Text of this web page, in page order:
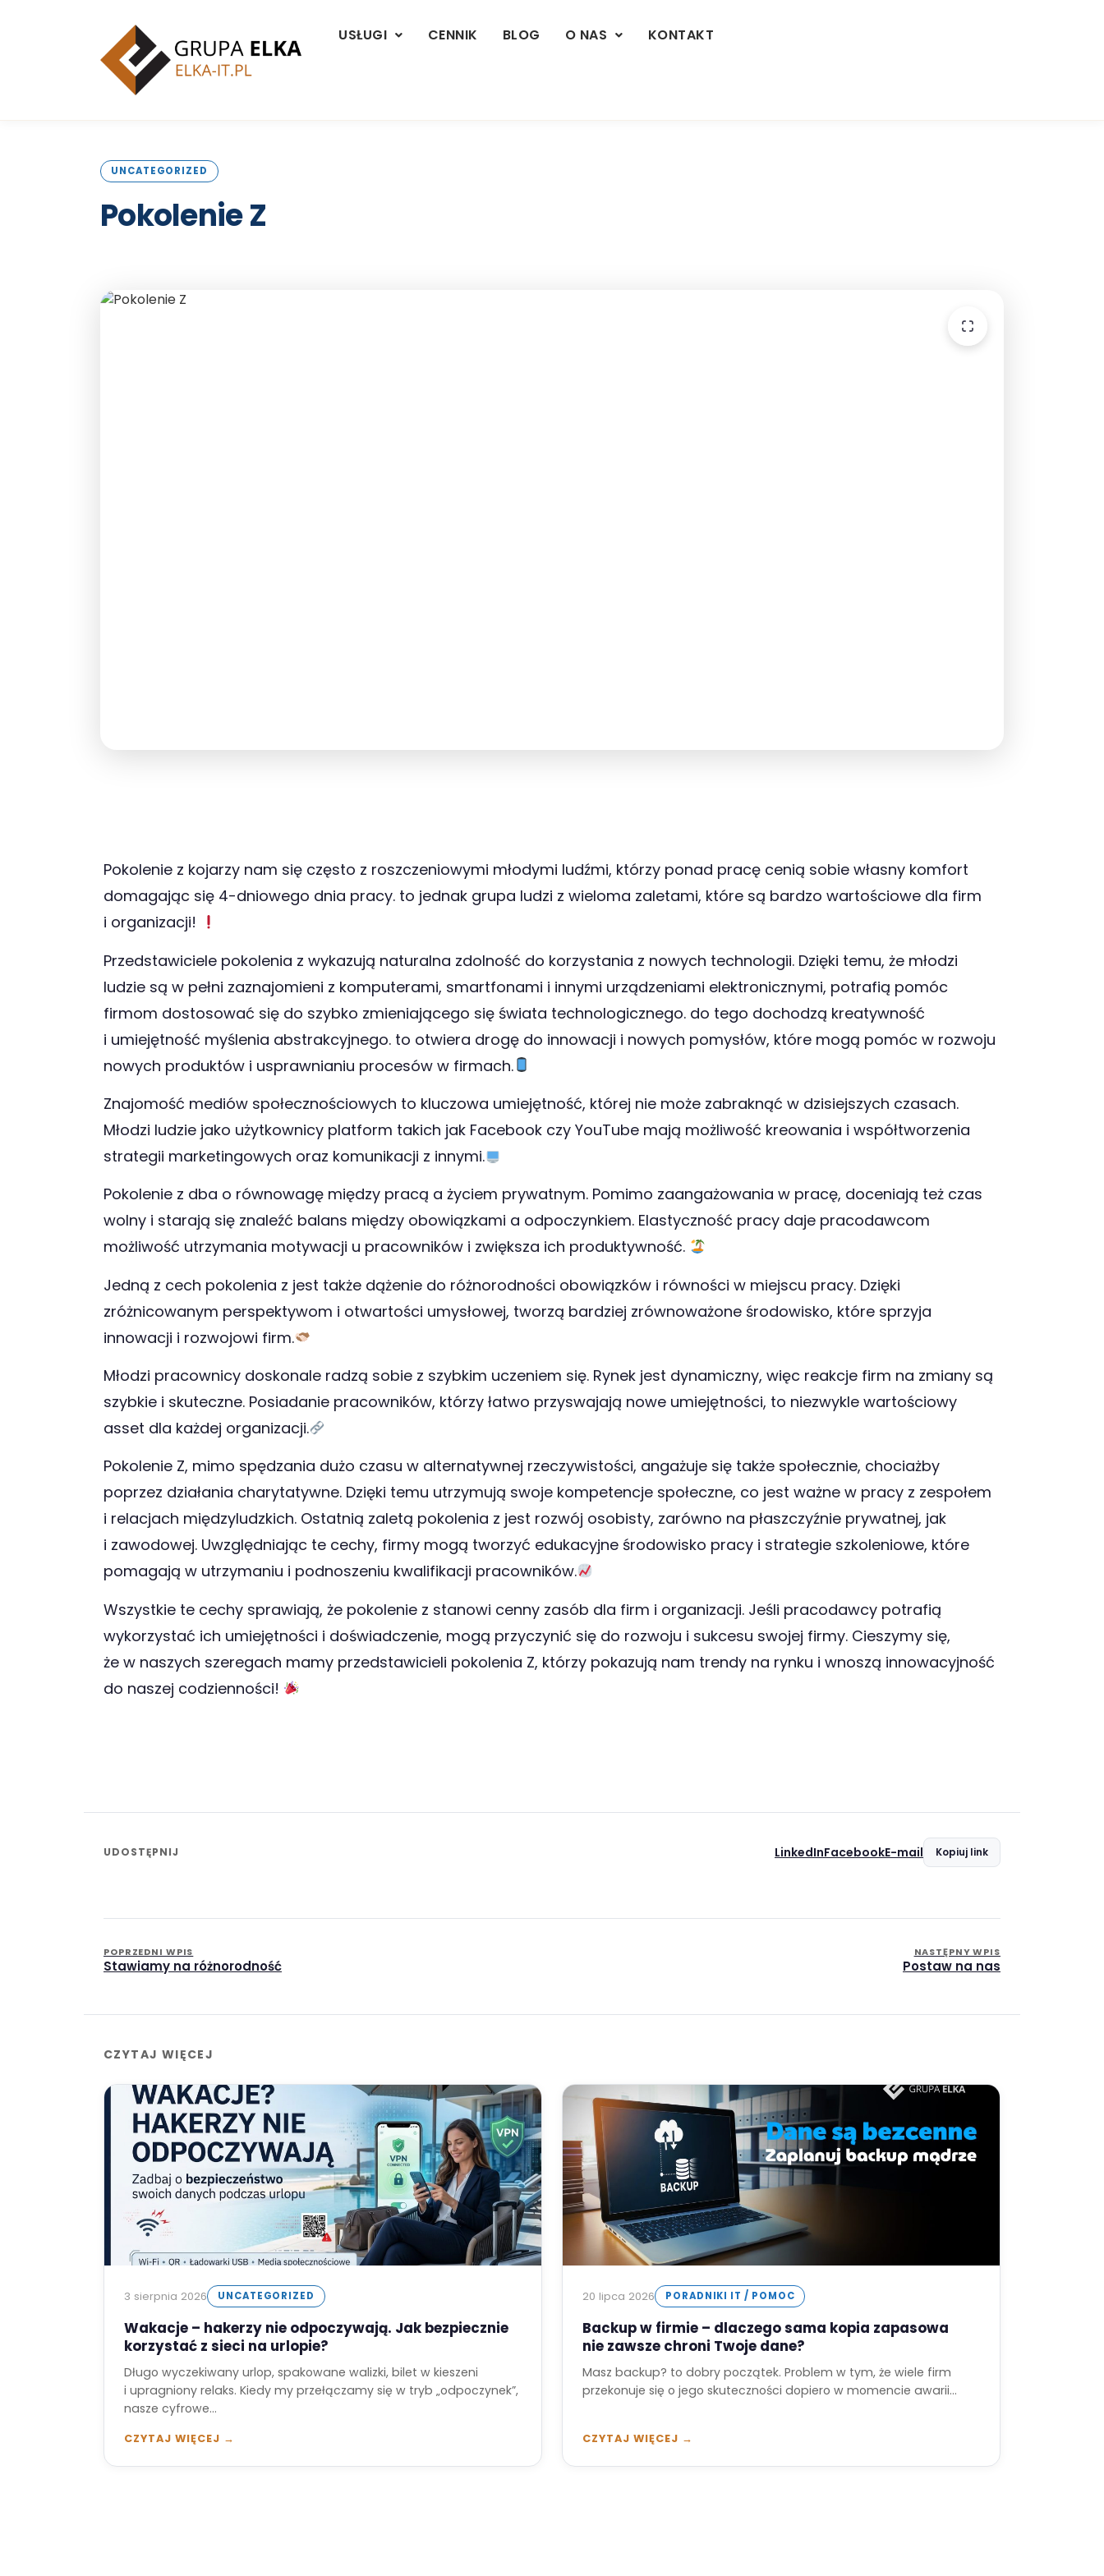
USŁUGI CENNIK BLOG O NAS KONTAKT
UNCATEGORIZED
PokolenieZ
Pokolenie z kojarzy nam się często z roszczeniowymi młodymi ludźmi, którzy ponad pracę cenią sobie własny komfort
domagając się 4-dniowego dnia pracy. to jednak grupa ludzi z wieloma zaletami, które są bardzo wartościowe dla firm
i organizacji!
Przedstawiciele pokolenia z wykazują naturalna zdolność do korzystania z nowych technologii. Dzięki temu, że młodzi
ludzie są w pełni zaznajomieni z komputerami, smartfonami i innymi urządzeniami elektronicznymi, potrafią pomóc
firmom dostosować się do szybko zmieniającego się świata technologicznego. do tego dochodzą kreatywność
i umiejętność myślenia abstrakcyjnego. to otwiera drogę do innowacji i nowych pomysłów, które mogą pomóc w rozwoju
nowych produktów i usprawnianiu procesów w firmach.
Znajomość mediów społecznościowych to kluczowa umiejętność, której nie może zabraknąć w dzisiejszych czasach.
Młodzi ludzie jako użytkownicy platform takich jak Facebook czy YouTube mają możliwość kreowania i współtworzenia
strategii marketingowych oraz komunikacji z innymi.
Pokolenie z dba o równowagę między pracą a życiem prywatnym. Pomimo zaangażowania w pracę, doceniają też czas
wolny i starają się znaleźć balans między obowiązkami a odpoczynkiem. Elastyczność pracy daje pracodawcom
możliwość utrzymania motywacji u pracowników i zwiększa ich produktywność.
Jedną z cech pokolenia z jest także dążenie do różnorodności obowiązków i równości w miejscu pracy. Dzięki
zróżnicowanym perspektywom i otwartości umysłowej, tworzą bardziej zrównoważone środowisko, które sprzyja
innowacji i rozwojowi firm.
Młodzi pracownicy doskonale radzą sobie z szybkim uczeniem się. Rynek jest dynamiczny, więc reakcje firm na zmiany są
szybkie i skuteczne. Posiadanie pracowników, którzy łatwo przyswajają nowe umiejętności, to niezwykle wartościowy
asset dla każdej organizacji.
Pokolenie Z, mimo spędzania dużo czasu w alternatywnej rzeczywistości, angażuje się także społecznie, chociażby
poprzez działania charytatywne. Dzięki temu utrzymują swoje kompetencje społeczne, co jest ważne w pracy z zespołem
i relacjach międzyludzkich. Ostatnią zaletą pokolenia z jest rozwój osobisty, zarówno na płaszczyźnie prywatnej, jak
i zawodowej. Uwzględniając te cechy, firmy mogą tworzyć edukacyjne środowisko pracy i strategie szkoleniowe, które
pomagają w utrzymaniu i podnoszeniu kwalifikacji pracowników.
Wszystkie te cechy sprawiają, że pokolenie z stanowi cenny zasób dla firm i organizacji. Jeśli pracodawcy potrafią
wykorzystać ich umiejętności i doświadczenie, mogą przyczynić się do rozwoju i sukcesu swojej firmy. Cieszymy się,
że w naszych szeregach mamy przedstawicieli pokolenia Z, którzy pokazują nam trendy na rynku i wnoszą innowacyjność
do naszej codzienności!
UDOSTĘPNIJ LinkedInFacebookE-mail Kopiuj link
POPRZEDNI WPIS
Stawiamy na różnorodność
NASTĘPNY WPIS
Postaw na nas
CZYTAJ WIĘCEJ
3 sierpnia 2026 UNCATEGORIZED
Wakacje – hakerzy nie odpoczywają. Jak bezpiecznie
korzystać z sieci na urlopie?
Długo wyczekiwany urlop, spakowane walizki, bilet w kieszeni
i upragniony relaks. Kiedy my przełączamy się w tryb „odpoczynek”,
nasze cyfrowe…
CZYTAJ WIĘCEJ →
20 lipca 2026 PORADNIKI IT / POMOC
Backup w firmie – dlaczego sama kopia zapasowa
nie zawsze chroni Twoje dane?
Masz backup? to dobry początek. Problem w tym, że wiele firm
przekonuje się o jego skuteczności dopiero w momencie awarii…
CZYTAJ WIĘCEJ →